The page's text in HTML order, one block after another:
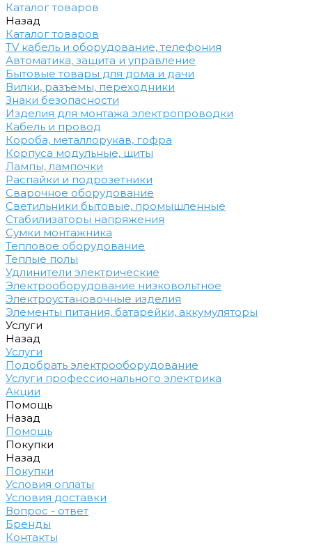
Каталог товаров
Назад
Каталог товаров
TV кабель и оборудование, телефония
Автоматика, защита и управление
Бытовые товары для дома и дачи
Вилки, разъемы, переходники
Знаки безопасности
Изделия для монтажа электропроводки
Кабель и провод
Короба, металлорукав, гофра
Корпуса модульные, щиты
Лампы, лампочки
Распайки и подрозетники
Сварочное оборудование
Светильники бытовые, промышленные
Стабилизаторы напряжения
Сумки монтажника
Тепловое оборудование
Теплые полы
Удлинители электрические
Электрооборудование низковольтное
Электроустановочные изделия
Элементы питания, батарейки, аккумуляторы
Услуги
Назад
Услуги
Подобрать электрооборудование
Услуги профессионального электрика
Акции
Помощь
Назад
Помощь
Покупки
Назад
Покупки
Условия оплаты
Условия доставки
Вопрос - ответ
Бренды
Контакты